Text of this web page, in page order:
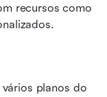
recursos como
planos do